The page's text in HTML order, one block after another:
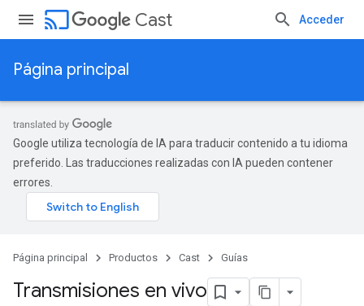
cast Cast Acceder
Página principal
Google utiliza tecnología de IA para traducir contenido a tu idioma
preferido. Las traducciones realizadas con IA pueden contener
errores.
Página principal Productos Cast Guías
Transmisiones en vivo